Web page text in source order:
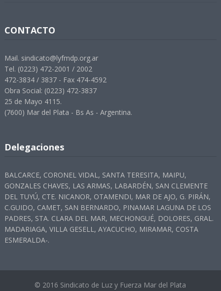
CONTACTO
Mail. sindicato@lyfmdp.org.ar
Tel. (0223) 472-2001 / 2002
472-3834 / 3837 - Fax 474-4592
Obra Social: (0223) 472-3837
25 de Mayo 4115.
(7600) Mar del Plata - Bs As - Argentina.
Delegaciones
BALCARCE, CORONEL VIDAL, SANTA TERESITA, MAIPU,
GONZALES CHAVES, LAS ARMAS, LABARDÉN, SAN CLEMENTE
DEL TUYÚ, CTE. NICANOR, OTAMENDI, MAR DE AJO, G. PIRÁN,
C.GUIDO, CAMET, SAN BERNARDO, PINAMAR LAGUNA DE LOS
PADRES, STA. CLARA DEL MAR, MECHONGUÉ, DOLORES, GRAL.
MADARIAGA, VILLA GESELL, AYACUCHO, MIRAMAR, COSTA
ESMERALDA-.
© 2016 Sindicato de Luz y Fuerza Mar del Plata